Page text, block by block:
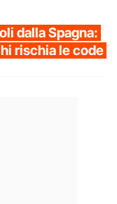
dalla Spagna:
rischia le code